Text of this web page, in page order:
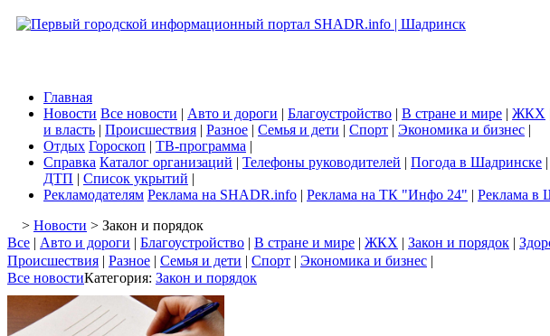
Главная
Новости Все новости | Авто и дороги | Благоустройство | В стране и мире | ЖКХ
и власть | Происшествия | Разное | Семья и дети | Спорт | Экономика и бизнес |
Отдых Гороскоп | ТВ-программа |
Справка Каталог организаций | Телефоны руководителей | Погода в Шадринске |
ДТП | Список укрытий |
Рекламодателям Реклама на SHADR.info | Реклама на ТК "Инфо 24" | Реклама в
> Новости > Закон и порядок
Все | Авто и дороги | Благоустройство | В стране и мире | ЖКХ | Закон и порядок |
Происшествия | Разное | Семья и дети | Спорт | Экономика и бизнес |
Все новостиКатегория: Закон и порядок